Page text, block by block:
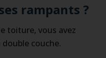
rampants ?
toiture, vous avez
couche.